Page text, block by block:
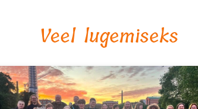
Veel lugemiseks